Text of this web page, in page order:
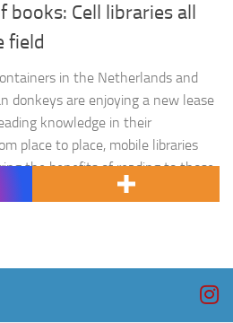
Cell libraries all
field
in the Netherlands and
donkeys are enjoying a new lease
knowledge in their
place to place, mobile libraries
the benefits of reading to those
idea has…